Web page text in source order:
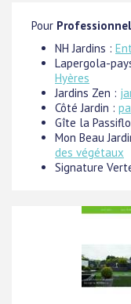
Pour
NH Jardins :
Lapergola-
Hyères
Jardins Zen :
Côté Jardin :
Gîte la
Mon Beau
des végétaux
Signature